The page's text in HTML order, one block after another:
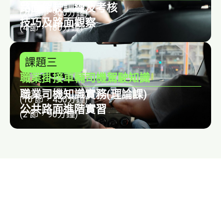
路面駕駛訓練及考核
(20 節，900分鐘)
技巧及路面觀察
(4 節，180分鐘)
課題三
職業掛接車輛司機駕駛知識
職業司機知識實務(理論課)
(10 節，450分鐘)
公共路面進階實習
(2 節，90分鐘)